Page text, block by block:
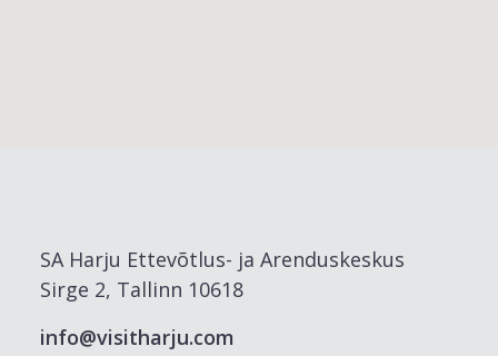
SA Harju Ettevõtlus- ja Arenduskeskus
Sirge 2, Tallinn 10618
info@visitharju.com